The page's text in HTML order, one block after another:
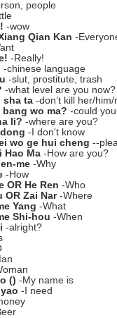
people
-wow
Qian Kan -
-Really!
-chinese language
-slut, prostitute, trash
-what level are you now?
sha ta -don’t kill her/him/
bang wo ma? -could
li? -where are you?
-I don't know
wo ge hui cheng --
Hao Ma -How are you?
me -Why
-How
OR He Ren -Who
OR Zai Nar-Where
Yang -What
Shi-hou -When
-alright?
() -My name is
-I need